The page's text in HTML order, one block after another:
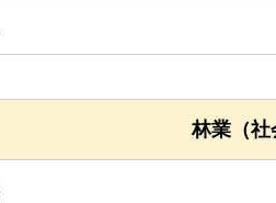
林業（社